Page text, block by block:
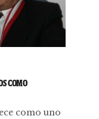
COMO
como uno